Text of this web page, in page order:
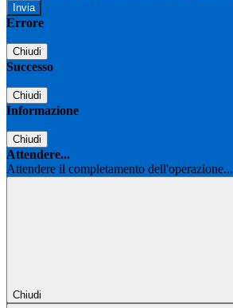
Errore
Chiudi
Successo
Chiudi
Informazione
Chiudi
Attendere...
Attendere il completamento dell'operazione...
Chiudi